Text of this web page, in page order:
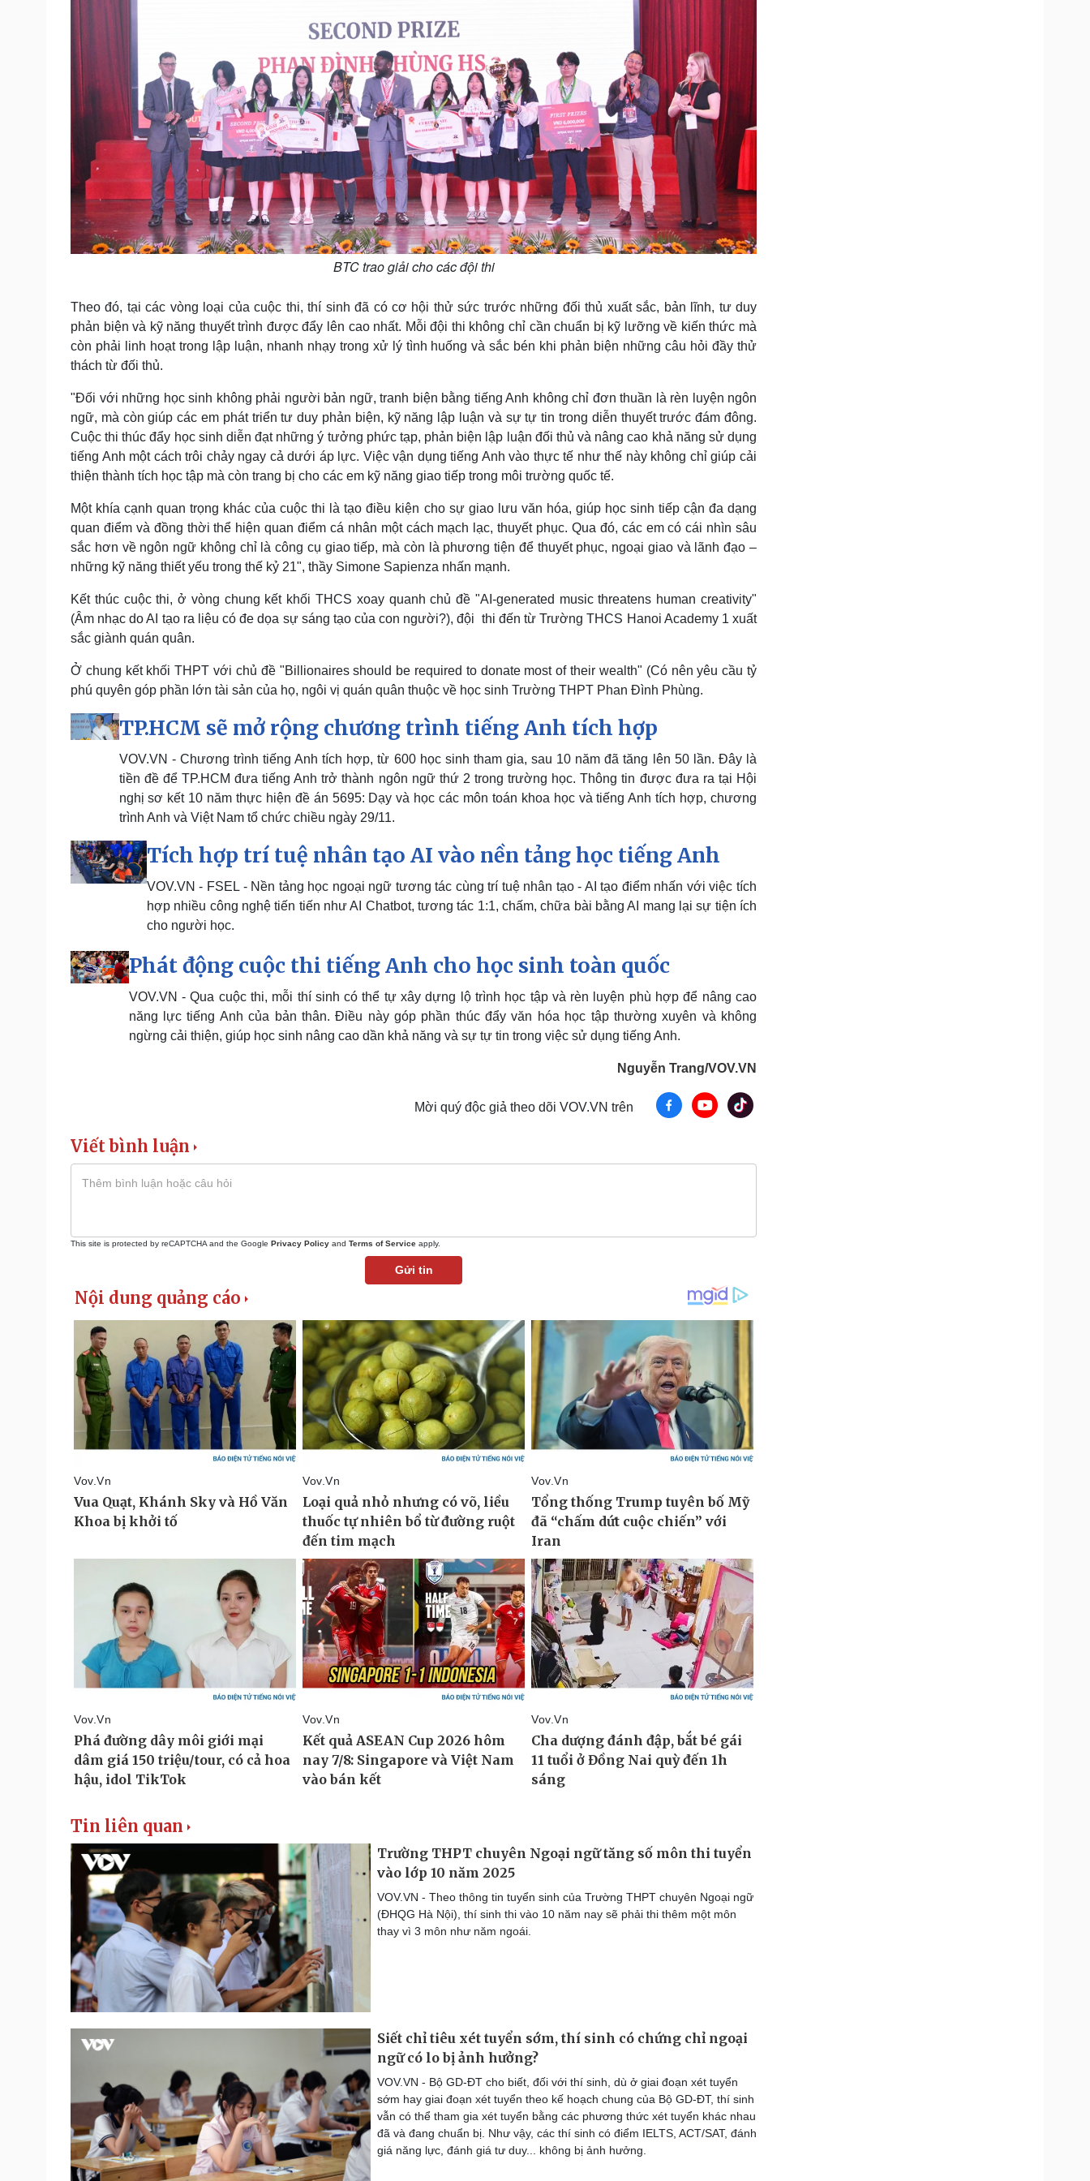
BTC trao giải cho các đội thi
Theo đó, tại các vòng loại của cuộc thi, thí sinh đã có cơ hội thử sức trước những đối thủ xuất sắc, bản lĩnh, tư duy
phản biện và kỹ năng thuyết trình được đẩy lên cao nhất. Mỗi đội thi không chỉ cần chuẩn bị kỹ lưỡng về kiến thức mà
còn phải linh hoạt trong lập luận, nhanh nhạy trong xử lý tình huống và sắc bén khi phản biện những câu hỏi đầy thử
thách từ đối thủ.
"Đối với những học sinh không phải người bản ngữ, tranh biện bằng tiếng Anh không chỉ đơn thuần là rèn luyện ngôn
ngữ, mà còn giúp các em phát triển tư duy phản biện, kỹ năng lập luận và sự tự tin trong diễn thuyết trước đám đông.
Cuộc thi thúc đẩy học sinh diễn đạt những ý tưởng phức tạp, phản biện lập luận đối thủ và nâng cao khả năng sử dụng
tiếng Anh một cách trôi chảy ngay cả dưới áp lực. Việc vận dụng tiếng Anh vào thực tế như thế này không chỉ giúp cải
thiện thành tích học tập mà còn trang bị cho các em kỹ năng giao tiếp trong môi trường quốc tế.
Một khía cạnh quan trọng khác của cuộc thi là tạo điều kiện cho sự giao lưu văn hóa, giúp học sinh tiếp cận đa dạng
quan điểm và đồng thời thể hiện quan điểm cá nhân một cách mạch lạc, thuyết phục. Qua đó, các em có cái nhìn sâu
sắc hơn về ngôn ngữ không chỉ là công cụ giao tiếp, mà còn là phương tiện để thuyết phục, ngoại giao và lãnh đạo –
những kỹ năng thiết yếu trong thế kỷ 21", thầy Simone Sapienza nhấn mạnh.
Kết thúc cuộc thi, ở vòng chung kết khối THCS xoay quanh chủ đề "AI-generated music threatens human creativity"
(Âm nhạc do AI tạo ra liệu có đe dọa sự sáng tạo của con người?), đội thi đến từ Trường THCS Hanoi Academy 1 xuất
sắc giành quán quân.
Ở chung kết khối THPT với chủ đề "Billionaires should be required to donate most of their wealth" (Có nên yêu cầu tỷ
phú quyên góp phần lớn tài sản của họ, ngôi vị quán quân thuộc về học sinh Trường THPT Phan Đình Phùng.
TP.HCM sẽ mở rộng chương trình tiếng Anh tích hợp
VOV.VN - Chương trình tiếng Anh tích hợp, từ 600 học sinh tham gia, sau 10 năm đã tăng lên 50 lần. Đây là
tiền đề để TP.HCM đưa tiếng Anh trở thành ngôn ngữ thứ 2 trong trường học. Thông tin được đưa ra tại Hội
nghị sơ kết 10 năm thực hiện đề án 5695: Dạy và học các môn toán khoa học và tiếng Anh tích hợp, chương
trình Anh và Việt Nam tổ chức chiều ngày 29/11.
Tích hợp trí tuệ nhân tạo AI vào nền tảng học tiếng Anh
VOV.VN - FSEL - Nền tảng học ngoại ngữ tương tác cùng trí tuệ nhân tạo - AI tạo điểm nhấn với việc tích
hợp nhiều công nghệ tiến tiến như AI Chatbot, tương tác 1:1, chấm, chữa bài bằng AI mang lại sự tiện ích
cho người học.
Phát động cuộc thi tiếng Anh cho học sinh toàn quốc
VOV.VN - Qua cuộc thi, mỗi thí sinh có thể tự xây dựng lộ trình học tập và rèn luyện phù hợp để nâng cao
năng lực tiếng Anh của bản thân. Điều này góp phần thúc đẩy văn hóa học tập thường xuyên và không
ngừng cải thiện, giúp học sinh nâng cao dần khả năng và sự tự tin trong việc sử dụng tiếng Anh.
Nguyễn Trang/VOV.VN
Mời quý độc giả theo dõi VOV.VN trên
Viết bình luận
This site is protected by reCAPTCHA and the Google Privacy Policy and Terms of Service apply.
Gửi tin
Tin liên quan
Trường THPT chuyên Ngoại ngữ tăng số môn thi tuyển
vào lớp 10 năm 2025
VOV.VN - Theo thông tin tuyển sinh của Trường THPT chuyên Ngoại ngữ
(ĐHQG Hà Nội), thí sinh thi vào 10 năm nay sẽ phải thi thêm một môn
thay vì 3 môn như năm ngoái.
Siết chỉ tiêu xét tuyển sớm, thí sinh có chứng chỉ ngoại
ngữ có lo bị ảnh hưởng?
VOV.VN - Bộ GD-ĐT cho biết, đối với thí sinh, dù ở giai đoạn xét tuyển
sớm hay giai đoạn xét tuyển theo kế hoạch chung của Bộ GD-ĐT, thí sinh
vẫn có thể tham gia xét tuyển bằng các phương thức xét tuyển khác nhau
đã và đang chuẩn bị. Như vậy, các thí sinh có điểm IELTS, ACT/SAT, đánh
giá năng lực, đánh giá tư duy... không bị ảnh hưởng.